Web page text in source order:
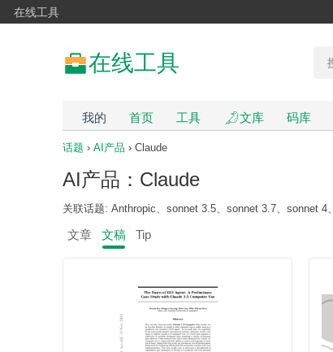
在线工具
在线工具
我的 首页 工具 文库 码库
话题 › AI产品 › Claude
AI产品：Claude
关联话题: Anthropic、sonnet 3.5、sonnet 3.7、sonnet 4
文章 文稿 Tip